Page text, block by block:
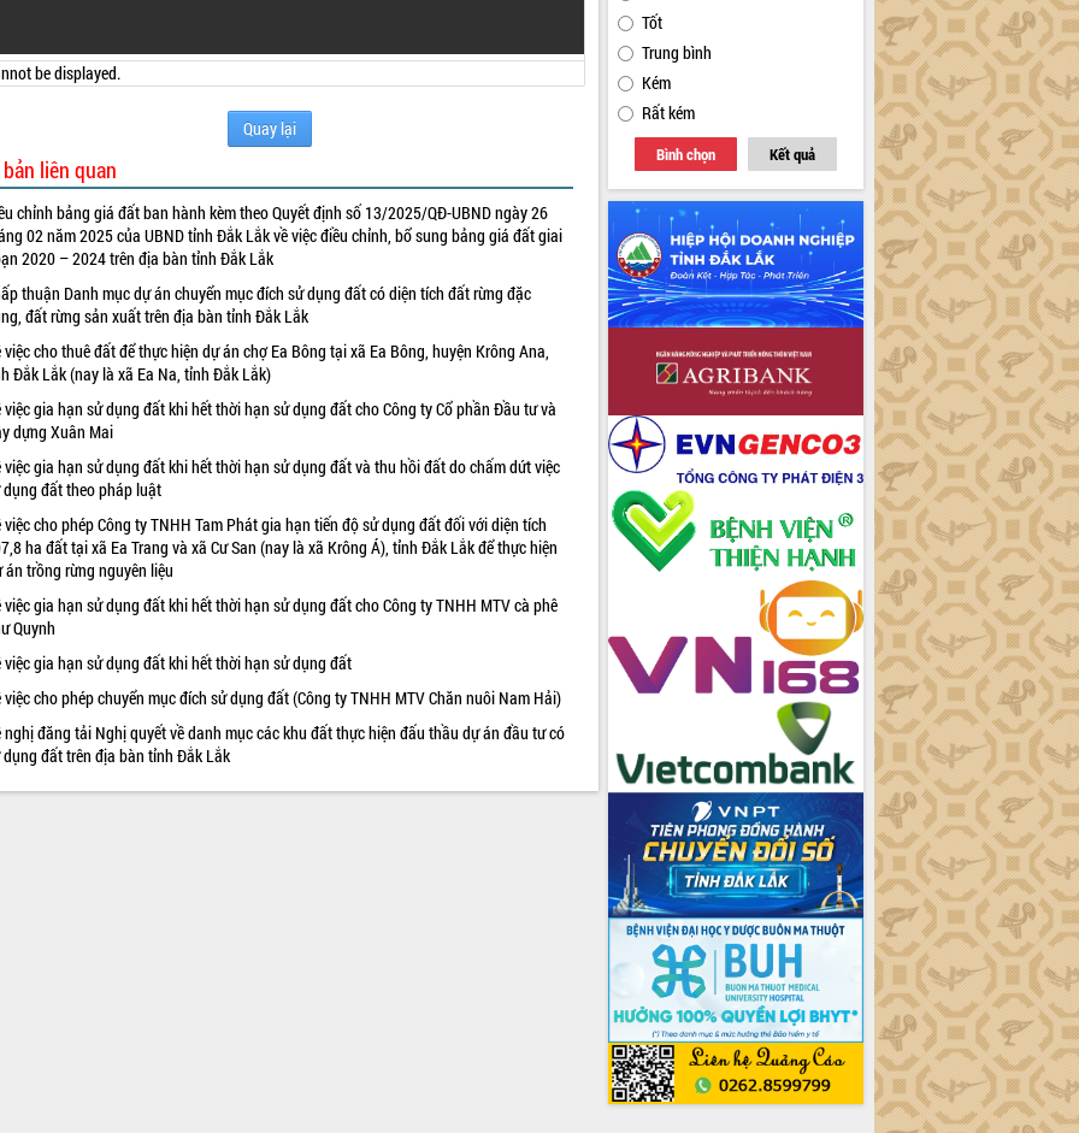
be displayed.
Quay lại
liên quan
chỉnh bảng giá đất ban hành kèm theo Quyết định số 13/2025/QĐ-UBND ngày 26
02 năm 2025 của UBND tỉnh Đắk Lắk về việc điều chỉnh, bổ sung bảng giá đất giai
2020 – 2024 trên địa bàn tỉnh Đắk Lắk
thuận Danh mục dự án chuyển mục đích sử dụng đất có diện tích đất rừng đặc
đất rừng sản xuất trên địa bàn tỉnh Đắk Lắk
việc cho thuê đất để thực hiện dự án chợ Ea Bông tại xã Ea Bông, huyện Krông Ana,
Đắk Lắk (nay là xã Ea Na, tỉnh Đắk Lắk)
việc gia hạn sử dụng đất khi hết thời hạn sử dụng đất cho Công ty Cổ phần Đầu tư và
dựng Xuân Mai
việc gia hạn sử dụng đất khi hết thời hạn sử dụng đất và thu hồi đất do chấm dứt việc
dụng đất theo pháp luật
việc cho phép Công ty TNHH Tam Phát gia hạn tiến độ sử dụng đất đối với diện tích
ha đất tại xã Ea Trang và xã Cư San (nay là xã Krông Á), tỉnh Đắk Lắk để thực hiện
án trồng rừng nguyên liệu
việc gia hạn sử dụng đất khi hết thời hạn sử dụng đất cho Công ty TNHH MTV cà phê
Quynh
việc gia hạn sử dụng đất khi hết thời hạn sử dụng đất
việc cho phép chuyển mục đích sử dụng đất (Công ty TNHH MTV Chăn nuôi Nam Hải)
nghị đăng tải Nghị quyết về danh mục các khu đất thực hiện đấu thầu dự án đầu tư có
dụng đất trên địa bàn tỉnh Đắk Lắk
Tốt
Trung bình
Kém
Rất kém
Bình chọn Kết quả